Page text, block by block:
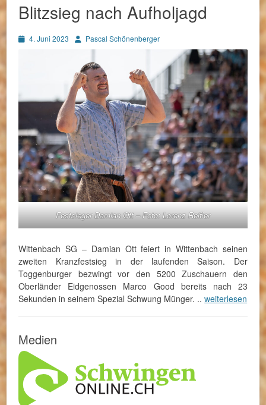
Blitzsieg nach Aufholjagd
Posted4. Juni 2023 AutorPascal Schönenberger
Festsieger Damian Ott – Foto: Lorenz Reifler
Wittenbach SG – Damian Ott feiert in Wittenbach seinen
zweiten Kranzfestsieg in der laufenden Saison. Der
Toggenburger bezwingt vor den 5200 Zuschauern den
Oberländer Eidgenossen Marco Good bereits nach 23
Sekunden in seinem Spezial Schwung Münger. ..weiterlesen
Medien